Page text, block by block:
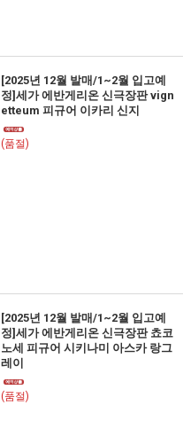
[2025년 12월 발매/1~2월 입고예
정]세가 에반게리온 신극장판 vign
etteum 피규어 이카리 신지
(품절)
[2025년 12월 발매/1~2월 입고예
정]세가 에반게리온 신극장판 쵸코
노세 피규어 시키나미 아스카 랑그
레이
(품절)